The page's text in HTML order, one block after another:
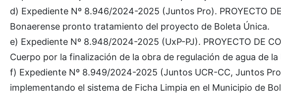
d) Expediente Nº 8.946/2024-2025 (Juntos Pro). PROYECTO
Bonaerense pronto tratamiento del proyecto de Boleta Única.
e) Expediente Nº 8.948/2024-2025 (UxP-PJ). PROYECTO DE
Cuerpo por la finalización de la obra de regulación de agua de la
f) Expediente Nº 8.949/2024-2025 (Juntos UCR-CC, Juntos Pro
implementando el sistema de Ficha Limpia en el Municipio de